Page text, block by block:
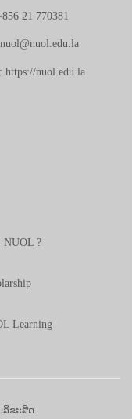
21 770381
https://nuol.edu.la
NUOL ?
Learning
ລິຂະສິດ.